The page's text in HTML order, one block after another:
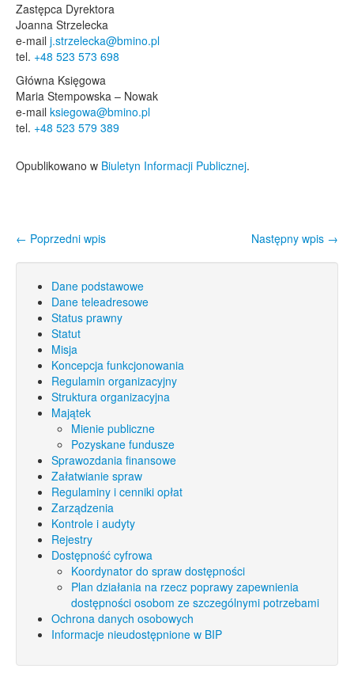
Zastępca Dyrektora
Joanna Strzelecka
e-mail j.strzelecka@bmino.pl
tel. +48 523 573 698
Główna Księgowa
Maria Stempowska – Nowak
e-mail ksiegowa@bmino.pl
tel. +48 523 579 389
Opublikowano w Biuletyn Informacji Publicznej.
Nawigacja wpisu
Następny wpis →
← Poprzedni wpis
Dane podstawowe
Dane teleadresowe
Status prawny
Statut
Misja
Koncepcja funkcjonowania
Regulamin organizacyjny
Struktura organizacyjna
Majątek
Mienie publiczne
Pozyskane fundusze
Sprawozdania finansowe
Załatwianie spraw
Regulaminy i cenniki opłat
Zarządzenia
Kontrole i audyty
Rejestry
Dostępność cyfrowa
Koordynator do spraw dostępności
Plan działania na rzecz poprawy zapewnienia
dostępności osobom ze szczególnymi potrzebami
Ochrona danych osobowych
Informacje nieudostępnione w BIP